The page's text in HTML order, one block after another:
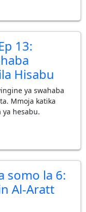
13:
Hisabu
ya swahaba
Mmoja katika
hesabu.
somo la 6:
Al-Aratt